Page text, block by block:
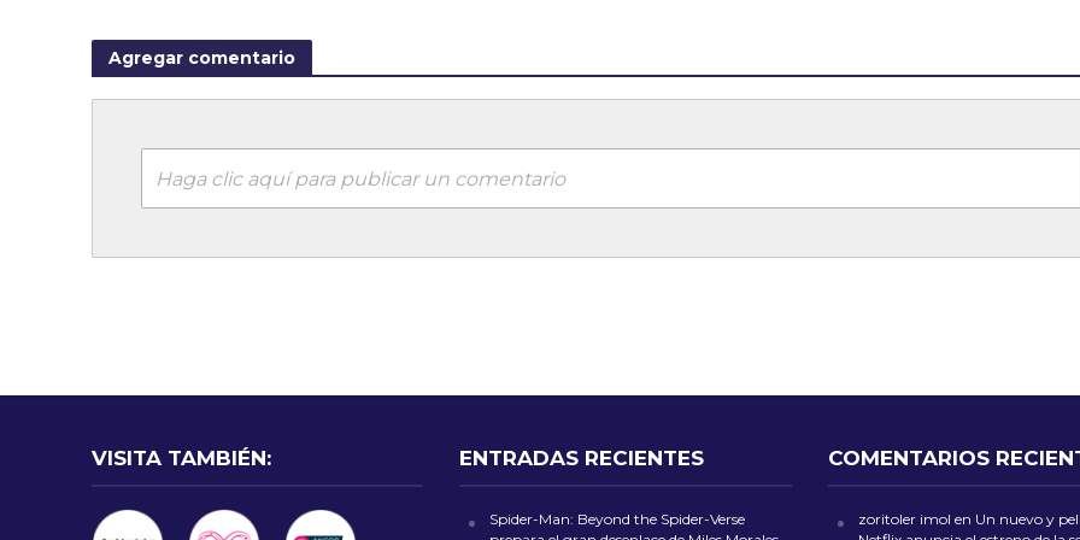
Agregar comentario
Haga clic aquí para publicar un comentario
VISITA TAMBIÉN: ENTRADAS RECIENTES
Spider-Man: Beyond the Spider-Verse
COMENTARIOS
zoritoler imol en Un nuevo y